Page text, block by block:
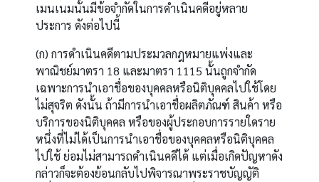
เมนเนมนั้นมีข้อจำกัดในการดำเนินคดีอยู่หลาย
ประการ ดังต่อไปนี้
(ก) การดำเนินคดีตามประมวลกฎหมายแพ่งและ
พาณิชย์มาตรา 18 และมาตรา 1115 นั้นถูกจำกัด
เฉพาะการนำเอาชื่อของบุคคลหรือนิติบุคคลไปใช้โดย
ไม่สุจริต ดังนั้น ถ้ามีการนำเอาชื่อผลิตภัณฑ์ สินค้า หรือ
บริการของนิติบุคคล หรือของผู้ประกอบการรายใดราย
หนึ่งที่ไม่ได้เป็นการนำเอาชื่อของบุคคลหรือนิติบุคคล
ไปใช้ ย่อมไม่สามารถดำเนินคดีได้ แต่เมื่อเกิดปัญหาดัง
กล่าวก็จะต้องย้อนกลับไปพิจารณาพระราชบัญญัติ